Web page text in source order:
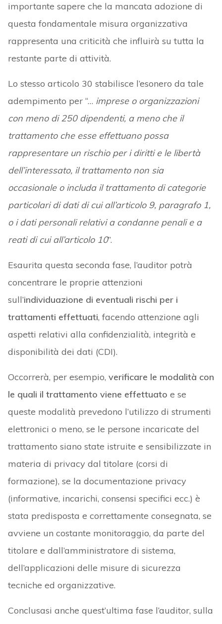
importante sapere che la mancata adozione di
questa fondamentale misura organizzativa
rappresenta una criticità che influirà su tutta la
restante parte di attività.
Lo stesso articolo 30 stabilisce l’esonero da tale
adempimento per “… imprese o organizzazioni
con meno di 250 dipendenti, a meno che il
trattamento che esse effettuano possa
rappresentare un rischio per i diritti e le libertà
dell’interessato, il trattamento non sia
occasionale o includa il trattamento di categorie
particolari di dati di cui all’articolo 9, paragrafo 1,
o i dati personali relativi a condanne penali e a
reati di cui all’articolo 10”.
Esaurita questa seconda fase, l’auditor potrà
concentrare le proprie attenzioni
sull’individuazione di eventuali rischi per i
trattamenti effettuati, facendo attenzione agli
aspetti relativi alla confidenzialità, integrità e
disponibilità dei dati (CDI).
Occorrerà, per esempio, verificare le modalità con
le quali il trattamento viene effettuato e se
queste modalità prevedono l’utilizzo di strumenti
elettronici o meno, se le persone incaricate del
trattamento siano state istruite e sensibilizzate in
materia di privacy dal titolare (corsi di
formazione), se la documentazione privacy
(informative, incarichi, consensi specifici ecc.) è
stata predisposta e correttamente consegnata, se
avviene un costante monitoraggio, da parte del
titolare e dall’amministratore di sistema,
dell’applicazioni delle misure di sicurezza
tecniche ed organizzative.
Conclusasi anche quest’ultima fase l’auditor, sulla